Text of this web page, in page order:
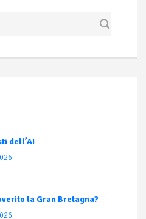
dell’AI
la Gran Bretagna?